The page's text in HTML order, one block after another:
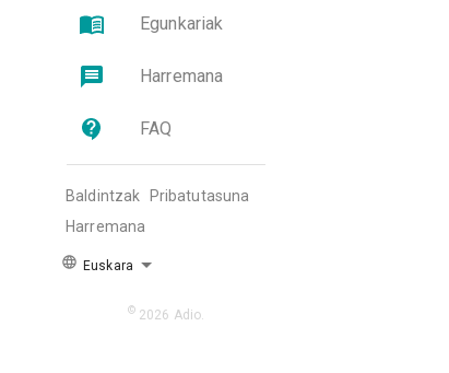
Egunkariak
Harremana
FAQ
Baldintzak
Pribatutasuna
Harremana
Euskara
© 2026 Adio.